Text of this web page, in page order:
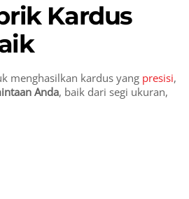
Kardus
menghasilkan kardus yang presisi,
Anda, baik dari segi ukuran,